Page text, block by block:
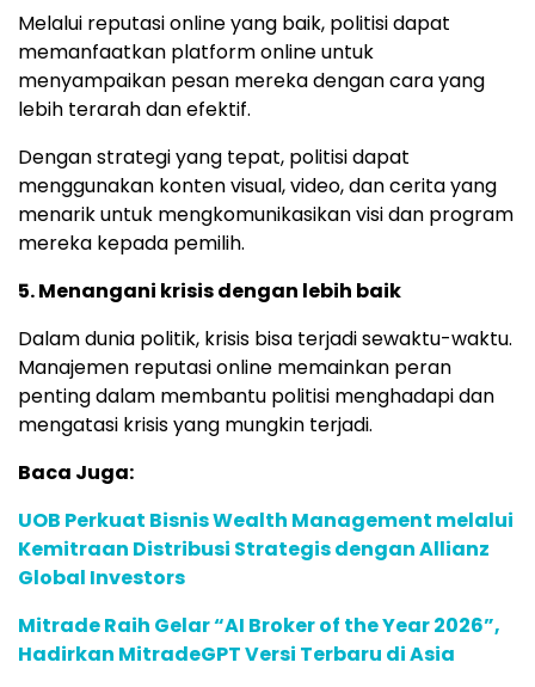
Melalui reputasi online yang baik, politisi dapat
memanfaatkan platform online untuk
menyampaikan pesan mereka dengan cara yang
lebih terarah dan efektif.
Dengan strategi yang tepat, politisi dapat
menggunakan konten visual, video, dan cerita yang
menarik untuk mengkomunikasikan visi dan program
mereka kepada pemilih.
5. Menangani krisis dengan lebih baik
Dalam dunia politik, krisis bisa terjadi sewaktu-waktu.
Manajemen reputasi online memainkan peran
penting dalam membantu politisi menghadapi dan
mengatasi krisis yang mungkin terjadi.
Baca Juga:
UOB Perkuat Bisnis Wealth Management melalui
Kemitraan Distribusi Strategis dengan Allianz
Global Investors
Mitrade Raih Gelar “AI Broker of the Year 2026”,
Hadirkan MitradeGPT Versi Terbaru di Asia